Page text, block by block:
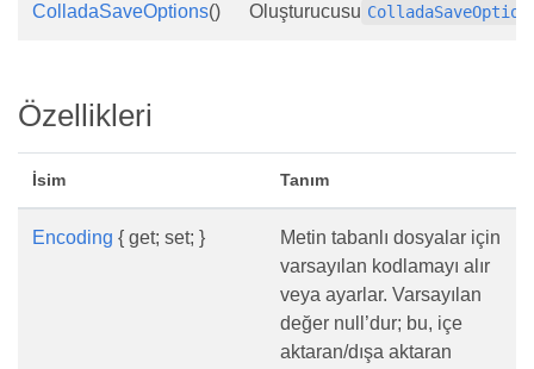
ColladaSaveOptions() Oluşturucusu
Özellikleri
İsim Tanım
Encoding { get; set; }
Metin tabanlı dosyalar için
varsayılan kodlamayı alır
veya ayarlar. Varsayılan
değer null’dur; bu, içe
aktaran/dışa aktaran